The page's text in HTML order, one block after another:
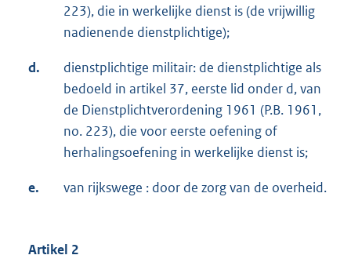
223), die in werkelijke dienst is (de vrijwillig
nadienende dienstplichtige);
d.
dienstplichtige militair: de dienstplichtige als
bedoeld in artikel 37, eerste lid onder d, van
de Dienstplichtverordening 1961 (P.B. 1961,
no. 223), die voor eerste oefening of
herhalingsoefening in werkelijke dienst is;
e. van rijkswege : door de zorg van de overheid.
Artikel 2